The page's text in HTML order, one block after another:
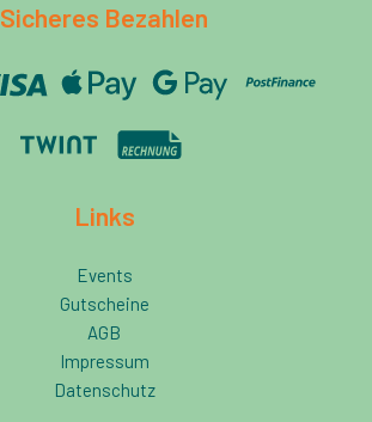
Sicheres Bezahlen
Links
Events
Gutscheine
AGB
Impressum
Datenschutz